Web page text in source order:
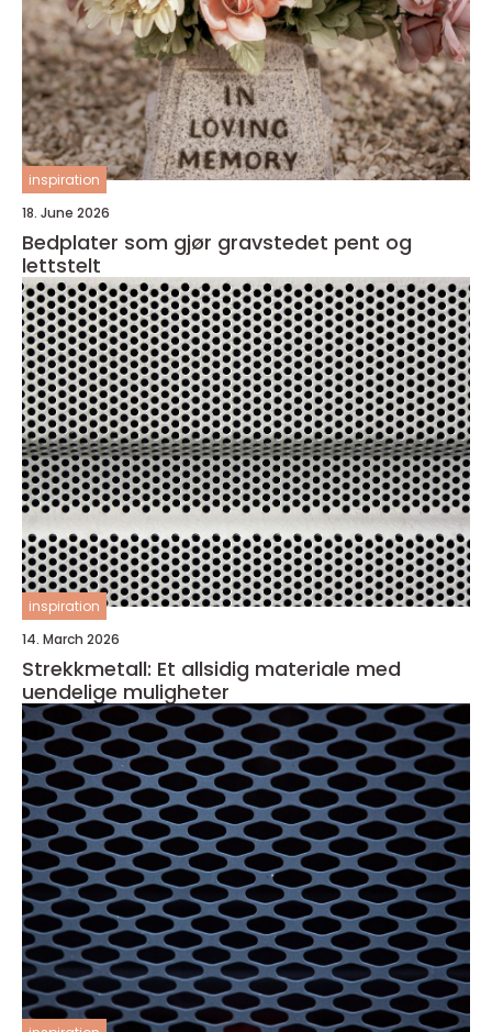
inspiration
18. June 2026
Bedplater som gjør gravstedet pent og
lettstelt
inspiration
14. March 2026
Strekkmetall: Et allsidig materiale med
uendelige muligheter